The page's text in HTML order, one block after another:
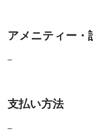
アメニティー・
–
支払い方法
–